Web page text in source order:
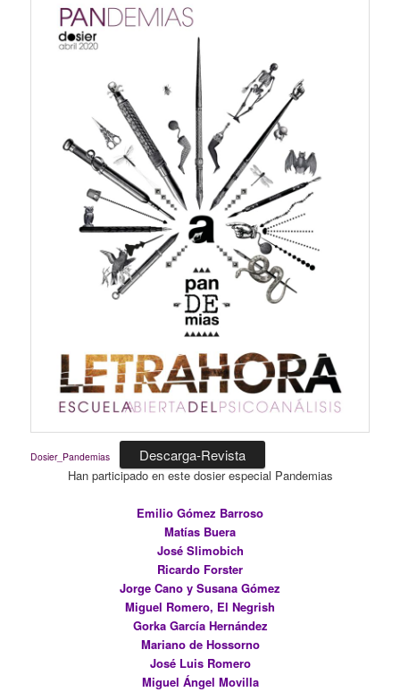
Dosier_Pandemias Descarga-Revista
Han participado en este dosier especial Pandemias
Emilio Gómez Barroso
Matías Buera
José Slimobich
Ricardo Forster
Jorge Cano y Susana Gómez
Miguel Romero, El Negrish
Gorka García Hernández
Mariano de Hossorno
José Luis Romero
Miguel Ángel Movilla